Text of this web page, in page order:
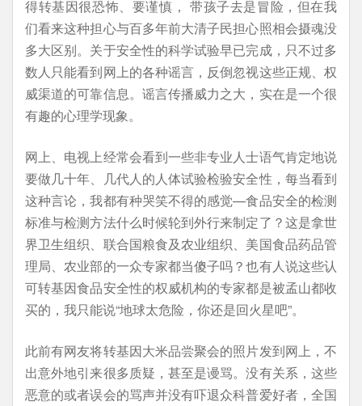
得转基因很恐怖、要谨慎， 带孩子去是冒险，但在我
们看来这种担心与百多年前大清子民担心照相会摄魂没
多大区别。关于安全性的科学试验早已完成，只不过多
数人只能看到网上的各种谣言，反倒忽视这些正规、权
威渠道的可靠信息。谣言传播威力之大，实在是一个很
有趣的心理学现象。
网上、电视上经常会看到一些非专业人士语气肯定地说
要做几十年、几代人的人体试验检验安全性，每当看到
这种言论，我都有种哭笑不得的感觉—食品安全的检测
标准与检测方法什么时候轮到外行来制定了？这是拿世
界卫生组织、联合国粮食及农业组织、美国食品药品管
理局、农业部的一众专家都当傻子吗？也有人说这些认
可转基因食品安全性的权威机构的专家都是被孟山都收
买的，我只能说“地球太危险，你还是回火星吧”。
此前有网友将转基因大米品尝聚会的照片发到网上，不
出意外地引来很多质疑，甚至是谩骂。没有关系，这些
恶意的或者误会的骂声并没有吓退众科普爱好者，全国